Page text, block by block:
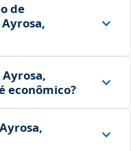
de
econômico?